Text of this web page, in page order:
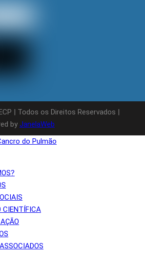
| Todos os Direitos Reservados |
by JanelaWeb
do Pulmão
CIENTÍFICA